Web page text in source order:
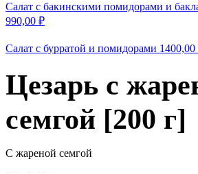
Салат с бакинскими помидорами и
990,00 ₽
Салат с бурратой и помидорами 1400,00
Цезарь с
семгой [200 г]
С жареной семгой